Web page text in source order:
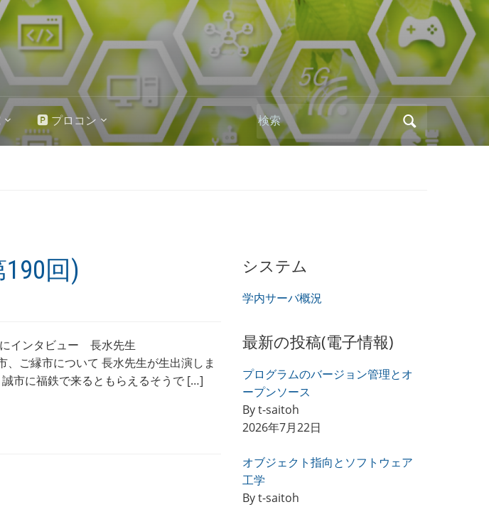
🅿 プロコン
Search
for:
回)
インタビュー 長水先生
ご縁市について 長水先生が生出演しま
市に福鉄で来るともらえるそうで […]
システム
学内サーバ概況
最新の投稿(電子情報)
プログラムのバージョン管理とオ
ープンソース
By t-saitoh
2026年7月22日
オブジェクト指向とソフトウェア
工学
By t-saitoh